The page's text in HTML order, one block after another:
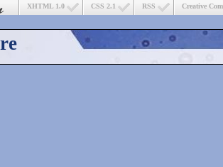
Creative
RSS
CSS 2.1
XHTML 1.0